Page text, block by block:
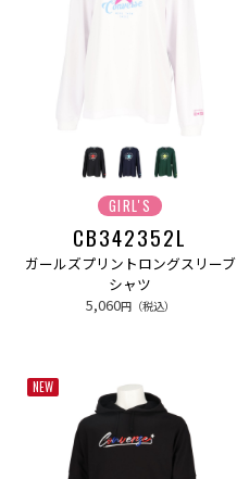
GIRL'S
CB342352L
ガールズプリントロングスリーブ
シャツ
5,060円（税込）
NEW